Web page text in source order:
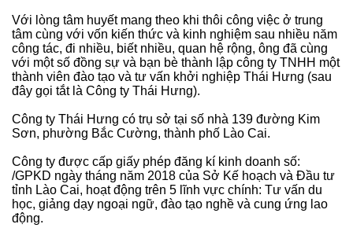
Với lòng tâm huyết mang theo khi thôi công việc ở trung
tâm cùng với vốn kiến thức và kinh nghiệm sau nhiều năm
công tác, đi nhiều, biết nhiều, quan hệ rộng, ông đã cùng
với một số đồng sự và bạn bè thành lập công ty TNHH một
thành viên đào tạo và tư vấn khởi nghiệp Thái Hưng (sau
đây gọi tắt là Công ty Thái Hưng).
Công ty Thái Hưng có trụ sở tại số nhà 139 đường Kim
Sơn, phường Bắc Cường, thành phố Lào Cai.
Công ty được cấp giấy phép đăng kí kinh doanh số:
/GPKD ngày tháng năm 2018 của Sở Kế hoạch và Đầu tư
tỉnh Lào Cai, hoạt động trên 5 lĩnh vực chính: Tư vấn du
học, giảng dạy ngoại ngữ, đào tạo nghề và cung ứng lao
động.